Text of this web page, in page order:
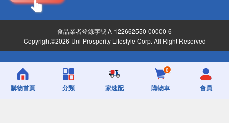
食品業者登錄字號 A-122662550-00000-6
Copyright©2026 Uni-Prosperity Lifestyle Corp. All Right Reserved
購物首頁 分類 家速配
0
購物車 會員